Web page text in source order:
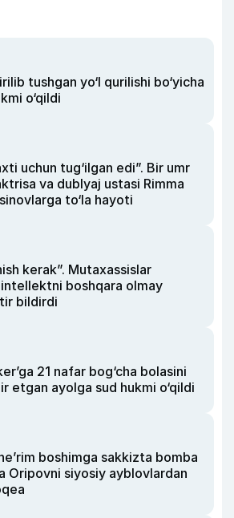
tushgan yo‘l qurilishi bo‘yicha
o‘qildi
uchun tug‘ilgan edi”. Bir umr
va dublyaj ustasi Rimma
to‘la hayoti
kerak”. Mutaxassislar
intellektni boshqara olmay
bildirdi
21 nafar bog‘cha bolasini
etgan ayolga sud hukmi o‘qildi
boshimga sakkizta bomba
Oripovni siyosiy ayblovlardan